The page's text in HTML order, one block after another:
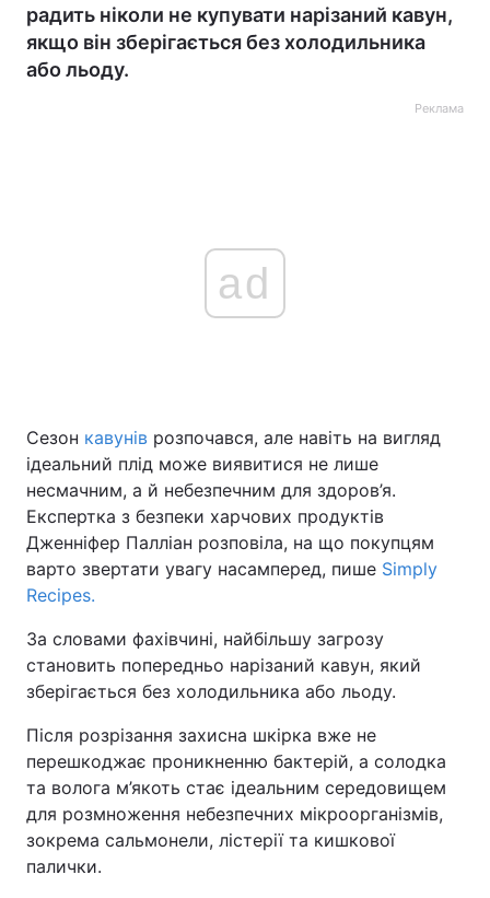
радить ніколи не купувати нарізаний кавун,
якщо він зберігається без холодильника
або льоду.
Реклама
ad
Сезон кавунів розпочався, але навіть на вигляд
ідеальний плід може виявитися не лише
несмачним, а й небезпечним для здоров’я.
Експертка з безпеки харчових продуктів
Дженніфер Палліан розповіла, на що покупцям
варто звертати увагу насамперед, пише Simply
Recipes.
За словами фахівчині, найбільшу загрозу
становить попередньо нарізаний кавун, який
зберігається без холодильника або льоду.
Після розрізання захисна шкірка вже не
перешкоджає проникненню бактерій, а солодка
та волога м’якоть стає ідеальним середовищем
для розмноження небезпечних мікроорганізмів,
зокрема сальмонели, лістерії та кишкової
палички.